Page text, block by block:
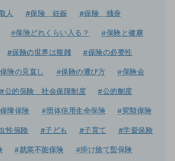
人 #保険 妊娠 #保険 独身
#保険どれくらい入る？ #保険と健康
#保険の世界は複雑 #保険の必要性
険の見直し #保険の選び方 #保険金
#公的保険 社会保障制度 #公的制度
障保険 #団体信用生命保険 #変額保険
性保険 #子ども #子育て #学資保険
#就業不能保険 #掛け捨て型保険